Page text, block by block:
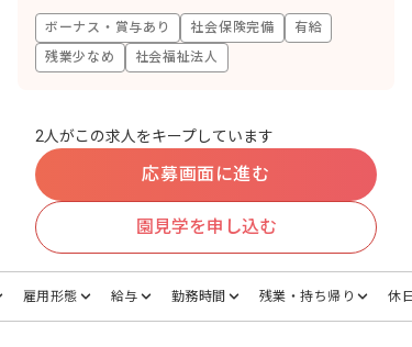
ボーナス・賞与あり 社会保険完備
有給
残業少なめ
社会福祉法人
2人がこの求人をキープしています
応募画面に進む
園見学を申し込む
雇用形態 給与 勤務時間 残業・持ち帰り 休